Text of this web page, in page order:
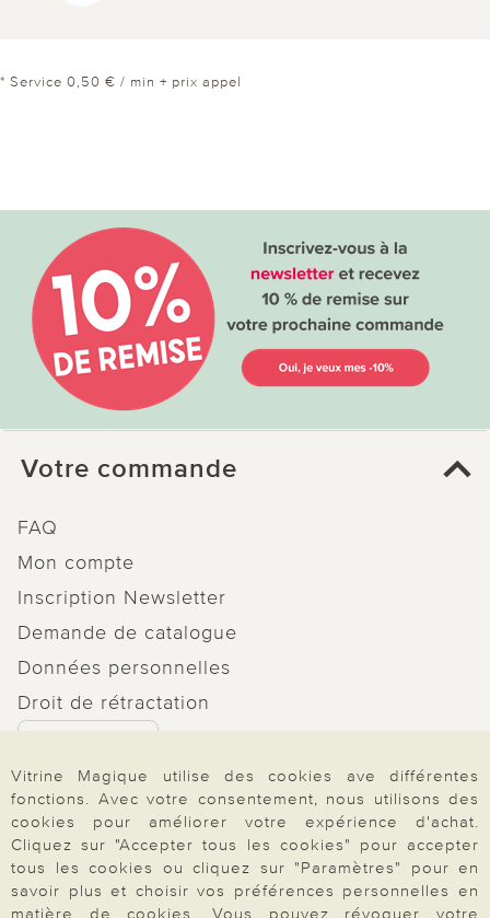
* Service 0,50 € / min + prix appel
Votre commande
FAQ
Mon compte
Inscription Newsletter
Demande de catalogue
Données personnelles
Droit de rétractation
Paiement & Livraison
Vitrine Magique utilise des cookies ave différentes
fonctions. Avec votre consentement, nous utilisons des
cookies pour améliorer votre expérience d'achat.
Cliquez sur "Accepter tous les cookies" pour accepter
tous les cookies ou cliquez sur "Paramètres" pour en
savoir plus et choisir vos préférences personnelles en
matière de cookies. Vous pouvez révoquer votre